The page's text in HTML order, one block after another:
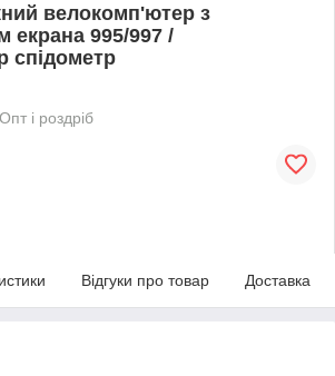
велокомп'ютер з
екрана 995/997 /
спідометр
Опт і роздріб
Відгуки про товар Доставка